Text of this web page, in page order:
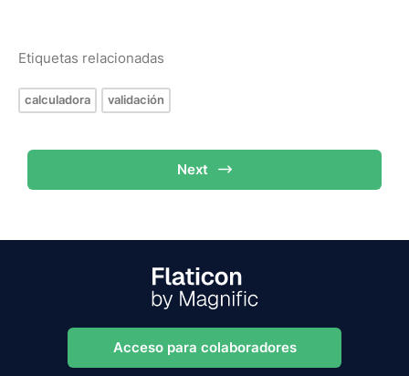
Etiquetas relacionadas
calculadora validación
Next
Acceso para colaboradores